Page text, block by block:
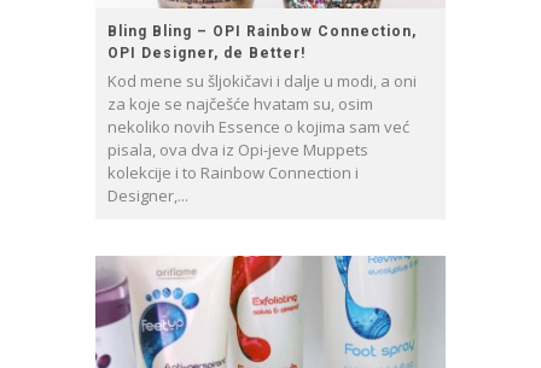
Bling Bling – OPI Rainbow Connection,
OPI Designer, de Better!
Kod mene su šljokičavi i dalje u modi, a oni
za koje se najčešće hvatam su, osim
nekoliko novih Essence o kojima sam već
pisala, ova dva iz Opi-jeve Muppets
kolekcije i to Rainbow Connection i
Designer,...